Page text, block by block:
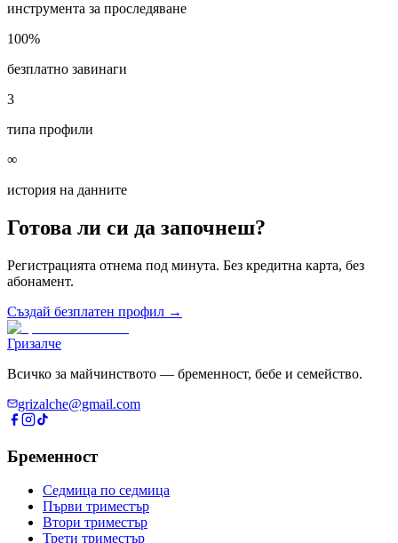
инструмента за проследяване
100%
безплатно завинаги
3
типа профили
∞
история на данните
Готова ли си да започнеш?
Регистрацията отнема под минута. Без кредитна карта, без
абонамент.
Създай безплатен профил →
Гризалче
Всичко за майчинството — бременност, бебе и семейство.
grizalche@gmail.com
Бременност
Седмица по седмица
Първи триместър
Втори триместър
Трети триместър